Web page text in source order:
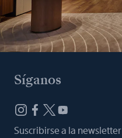
Síganos
Suscribirse a la newsletter